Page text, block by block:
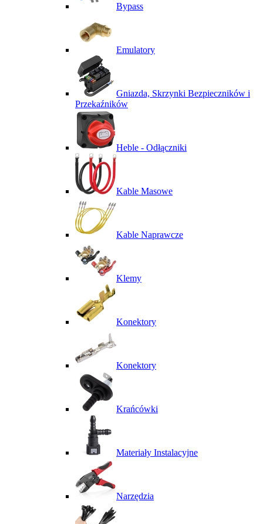
Bypass
Emulatory
Gniazda, Skrzynki Bezpieczników i
Przekaźników
Heble - Odłączniki
Kable Masowe
Kable Naprawcze
Klemy
Konektory
Konektory
Krańcówki
Materiały Instalacyjne
Narzędzia